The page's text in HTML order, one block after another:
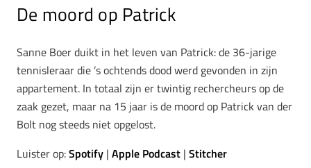
De moord op Patrick
Sanne Boer duikt in het leven van Patrick: de 36-jarige
tennisleraar die ’s ochtends dood werd gevonden in zijn
appartement. In totaal zijn er twintig rechercheurs op de
zaak gezet, maar na 15 jaar is de moord op Patrick van der
Bolt nog steeds niet opgelost.
Luister op:Spotify | Apple Podcast | Stitcher